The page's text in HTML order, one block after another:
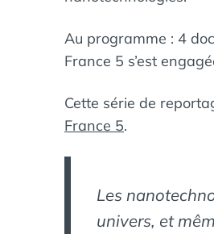
Au programme : 4
France 5 s’est
Cette série de
France 5.
Les
univers, et